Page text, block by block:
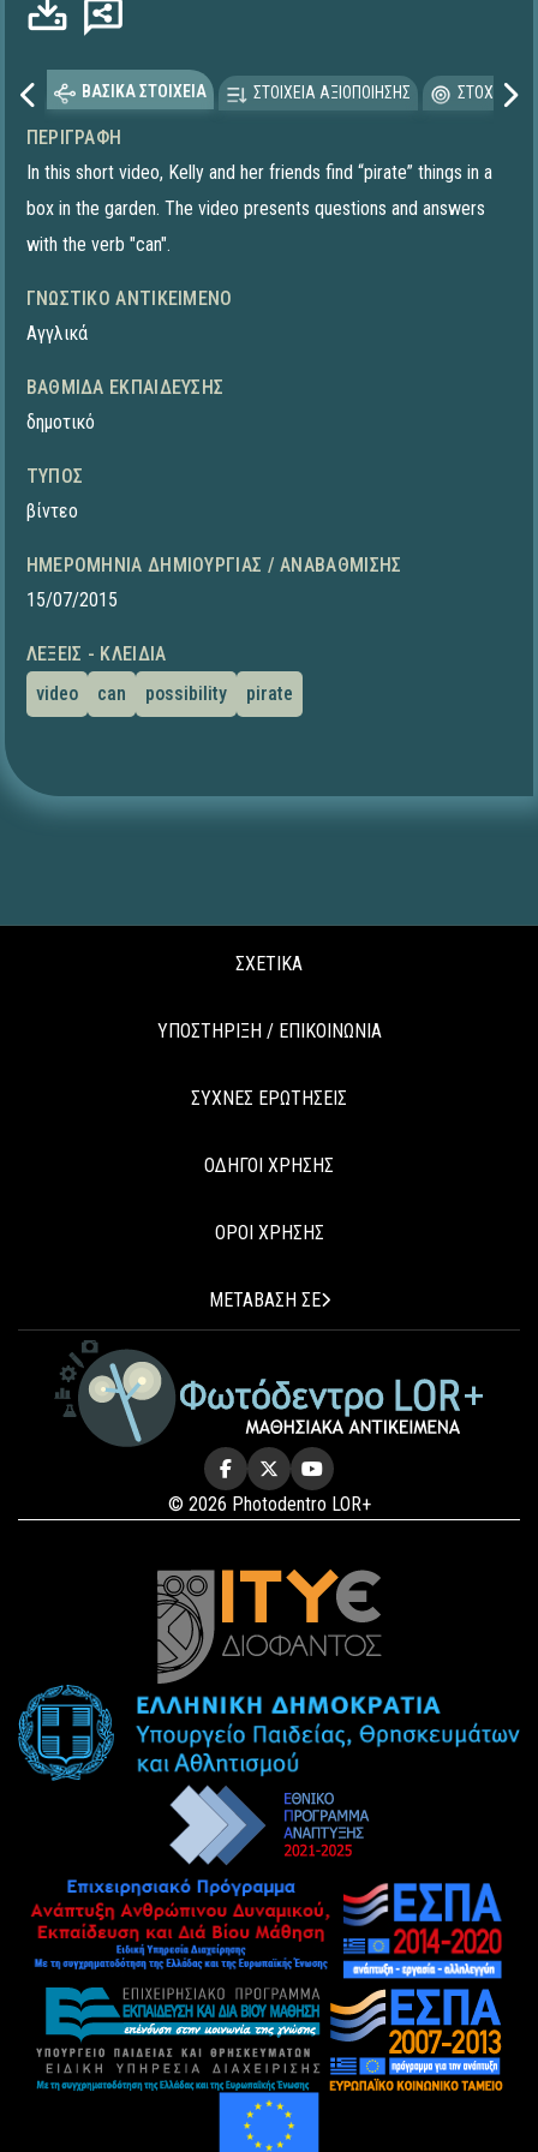
ΒΑΣΙΚΑ ΣΤΟΙΧΕΙΑ ΣΤΟΙΧΕΙΑ ΑΞΙΟΠΟΙΗΣΗΣ
ΠΕΡΙΓΡΑΦΉ
In this short video, Kelly and her friends find “pirate” things in a
box in the garden. The video presents questions and answers
with the verb "can".
ΓΝΩΣΤΙΚΌ ΑΝΤΙΚΕΊΜΕΝΟ
Αγγλικά
ΒΑΘΜΊΔΑ ΕΚΠΑΊΔΕΥΣΗΣ
δημοτικό
ΤΎΠΟΣ
βίντεο
ΗΜΕΡΟΜΗΝΊΑ ΔΗΜΙΟΥΡΓΊΑΣ / ΑΝΑΒΆΘΜΙΣΗΣ
15/07/2015
ΛΈΞΕΙΣ - ΚΛΕΙΔΙΆ
video
can possibility pirate
ΣΧΕΤΙΚΑ
ΥΠΟΣΤΗΡΙΞΗ / ΕΠΙΚΟΙΝΩΝΙΑ
ΣΥΧΝΕΣ ΕΡΩΤΗΣΕΙΣ
ΟΔΗΓΟΙ ΧΡΗΣΗΣ
ΟΡΟΙ ΧΡΗΣΗΣ
ΜΕΤΑΒΑΣΗ ΣΕ
© 2026 Photodentro LOR+